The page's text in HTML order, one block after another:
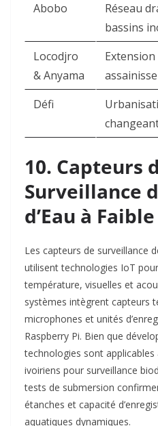
Abobo
Réseau
bassins
Locodjro
& Anyama
Défi
10. Capteurs
Surveillance
d’Eau à
Les capteurs de surveillance
utilisent technologies IoT
température, visuelles et
systèmes intègrent capteurs
microphones et unités
Raspberry Pi. Bien que
technologies sont applicables
ivoiriens pour surveillance
tests de submersion
étanches et capacité
aquatiques dynamiques.​